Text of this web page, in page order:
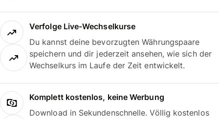
Verfolge Live-Wechselkurse
Du kannst deine bevorzugten Währungspaare
speichern und dir jederzeit ansehen, wie sich der
Wechselkurs im Laufe der Zeit entwickelt.
Komplett kostenlos, keine Werbung
Download in Sekundenschnelle. Völlig kostenlos